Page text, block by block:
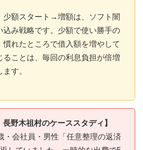
少額スタート→増額は、ソフト闇
込み戦略です。少額で使い勝手の
慣れたところで借入額を増やして
ることは、毎回の利息負担が倍増
す。
野木祖村のケーススタディ】
・会社員・男性「任意整理の返済